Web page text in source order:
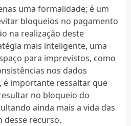
uma formalidade; é um
bloqueios no pagamento
na realização deste
mais inteligente, uma
para imprevistos, como
nos dados
é importante ressaltar que
no bloqueio do
ainda mais a vida das
desse recurso.